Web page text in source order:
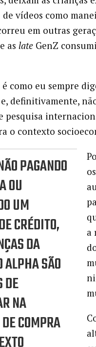
vídeos como
em outras
as lateGenZ
como eu sempre
definitivamente,
pesquisa
o contexto
PAGANDO
OU
UM
CRÉDITO,
DA
ALPHA SÃO
DE
NA
COMPRA
a